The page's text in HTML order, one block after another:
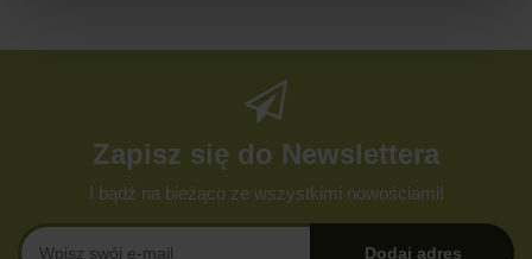
Zapisz się do Newslettera
I bądź na bieżąco ze wszystkimi nowościami!